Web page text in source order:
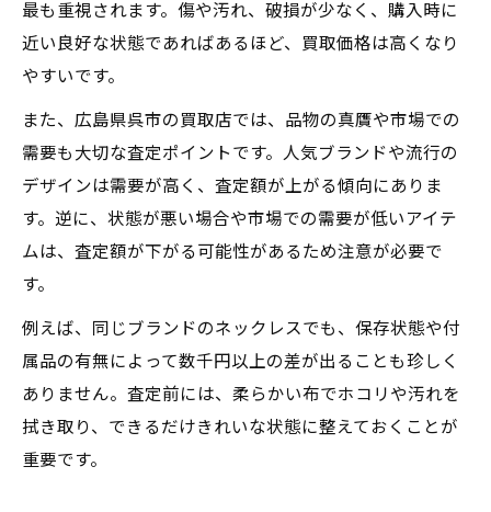
最も重視されます。傷や汚れ、破損が少なく、購入時に
近い良好な状態であればあるほど、買取価格は高くなり
やすいです。
また、広島県呉市の買取店では、品物の真贋や市場での
需要も大切な査定ポイントです。人気ブランドや流行の
デザインは需要が高く、査定額が上がる傾向にありま
す。逆に、状態が悪い場合や市場での需要が低いアイテ
ムは、査定額が下がる可能性があるため注意が必要で
す。
例えば、同じブランドのネックレスでも、保存状態や付
属品の有無によって数千円以上の差が出ることも珍しく
ありません。査定前には、柔らかい布でホコリや汚れを
拭き取り、できるだけきれいな状態に整えておくことが
重要です。